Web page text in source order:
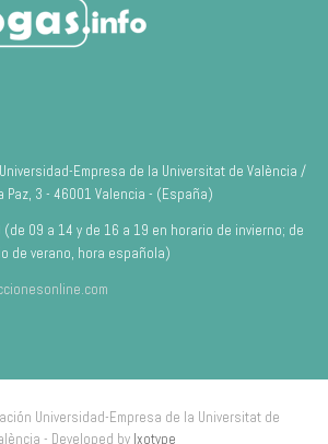
Universidad-Empresa de la Universitat de València /
Paz, 3 - 46001 Valencia - (España)
09 a 14 y de 16 a 19 en horario de invierno; de
de verano, hora española)
Universidad-Empresa de la Universitat de
- Developed by Ixotype